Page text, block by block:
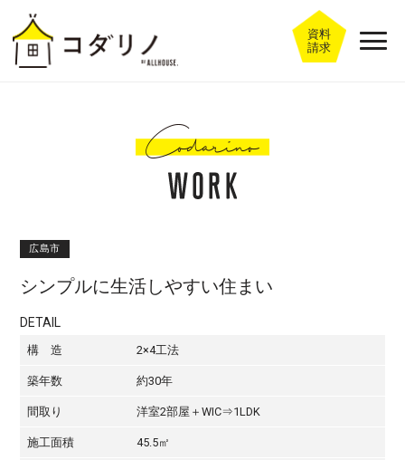
資料
請求
広島市
シンプルに生活しやすい住まい
DETAIL
構 造 2×4工法
築年数 約30年
間取り 洋室2部屋＋WIC⇒1LDK
施工面積 45.5㎡